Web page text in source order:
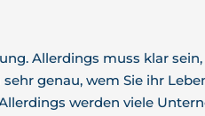
Allerdings muss klar
genau, wem Sie ihr
werden viele